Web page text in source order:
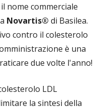
il nome commerciale
Novartis® di Basilea.
contro il colesterolo
è una
due volte l'anno!
LDL
la sintesi della